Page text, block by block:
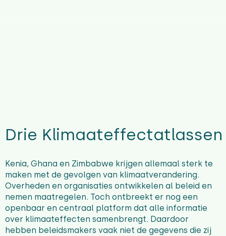
Drie Klimaateffectatlassen
Kenia, Ghana en Zimbabwe krijgen allemaal sterk te
maken met de gevolgen van klimaatverandering.
Overheden en organisaties ontwikkelen al beleid en
nemen maatregelen. Toch ontbreekt er nog een
openbaar en centraal platform dat alle informatie
over klimaateffecten samenbrengt. Daardoor
hebben beleidsmakers vaak niet de gegevens die zij